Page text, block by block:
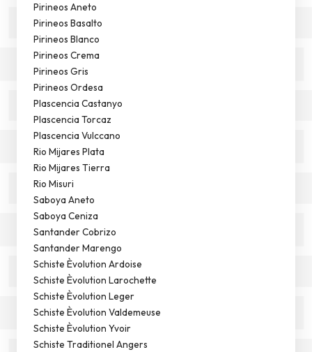
Pirineos Aneto
Pirineos Basalto
Pirineos Blanco
Pirineos Crema
Pirineos Gris
Pirineos Ordesa
Plascencia Castanyo
Plascencia Torcaz
Plascencia Vulccano
Rio Mijares Plata
Rio Mijares Tierra
Rio Misuri
Saboya Aneto
Saboya Ceniza
Santander Cobrizo
Santander Marengo
Schiste Èvolution Ardoise
Schiste Èvolution Larochette
Schiste Èvolution Leger
Schiste Èvolution Valdemeuse
Schiste Èvolution Yvoir
Schiste Traditionel Angers